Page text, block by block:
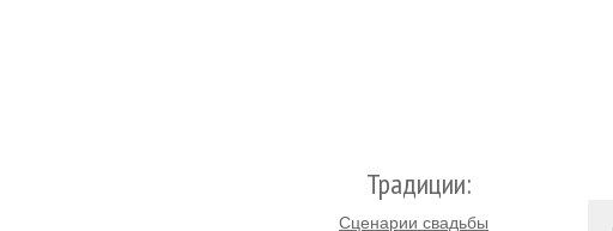
Традиции:
Сценарии свадьбы